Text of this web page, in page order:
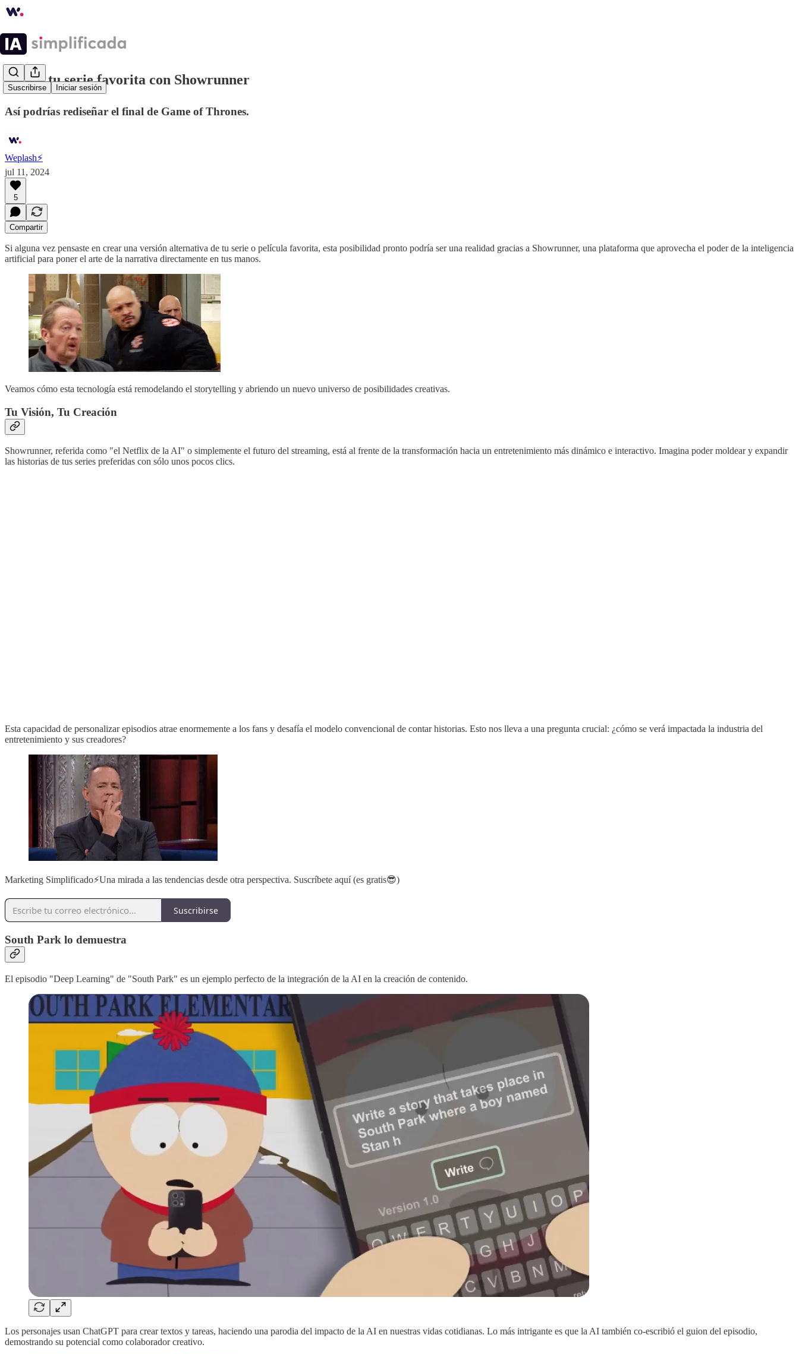
Suscribirse Iniciar sesión
⚡️Crea tu serie favorita con Showrunner
Así podrías rediseñar el final de Game of Thrones.
Weplash⚡️
jul 11, 2024
5
Compartir
Si alguna vez pensaste en crear una versión alternativa de tu serie o película favorita, esta posibilidad pronto podría ser una realidad gracias a Showrunner, una plataforma que aprovecha el poder de la inteligencia
artificial para poner el arte de la narrativa directamente en tus manos.
Veamos cómo esta tecnología está remodelando el storytelling y abriendo un nuevo universo de posibilidades creativas.
Tu Visión, Tu Creación
Showrunner, referida como "el Netflix de la AI" o simplemente el futuro del streaming, está al frente de la transformación hacia un entretenimiento más dinámico e interactivo. Imagina poder moldear y expandir
las historias de tus series preferidas con sólo unos pocos clics.
Esta capacidad de personalizar episodios atrae enormemente a los fans y desafía el modelo convencional de contar historias. Esto nos lleva a una pregunta crucial: ¿cómo se verá impactada la industria del
entretenimiento y sus creadores?
Marketing Simplificado⚡️Una mirada a las tendencias desde otra perspectiva. Suscríbete aquí (es gratis😎)
Suscribirse
South Park lo demuestra
El episodio "Deep Learning" de "South Park" es un ejemplo perfecto de la integración de la AI en la creación de contenido.
Los personajes usan ChatGPT para crear textos y tareas, haciendo una parodia del impacto de la AI en nuestras vidas cotidianas. Lo más intrigante es que la AI también co-escribió el guion del episodio,
demostrando su potencial como colaborador creativo.